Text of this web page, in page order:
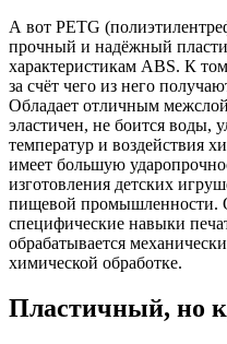
А вот PETG
прочный и надёжный
характеристикам ABS. К
за счёт чего из него
Обладает отличным
эластичен, не боится воды,
температур и воздействия
имеет большую
изготовления детских
пищевой промышленности.
специфические навыки
обрабатывается
химической обработке.
Пластичный, но